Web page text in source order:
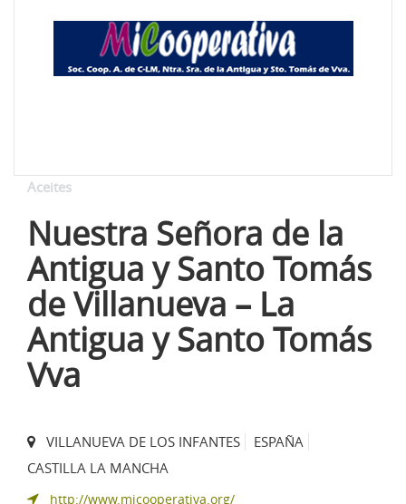
Aceites
Nuestra Señora de la
Antigua y Santo Tomás
de Villanueva – La
Antigua y Santo Tomás
Vva
VILLANUEVA DE LOS INFANTES
ESPAÑA
CASTILLA LA MANCHA
http://www.micooperativa.org/